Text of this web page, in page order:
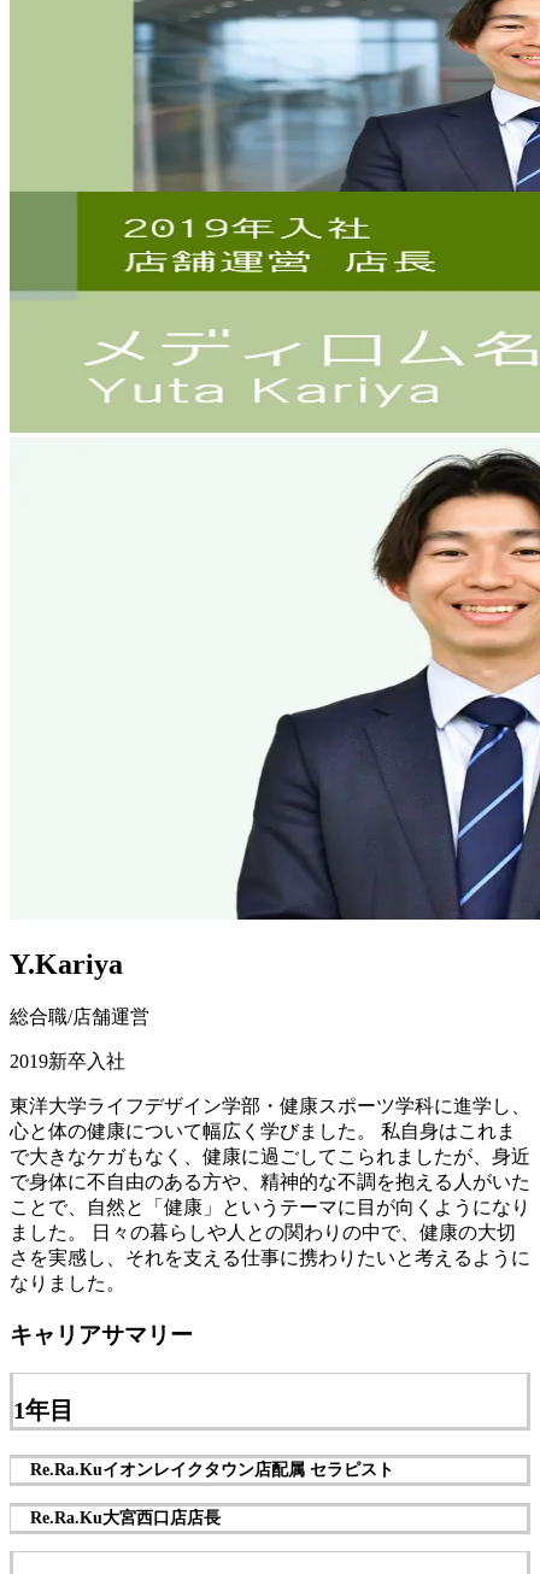
Y.Kariya
総合職/店舗運営
2019新卒入社
東洋大学ライフデザイン学部・健康スポーツ学科に進学し、
心と体の健康について幅広く学びました。 私自身はこれま
で大きなケガもなく、健康に過ごしてこられましたが、身近
で身体に不自由のある方や、精神的な不調を抱える人がいた
ことで、自然と「健康」というテーマに目が向くようになり
ました。 日々の暮らしや人との関わりの中で、健康の大切
さを実感し、それを支える仕事に携わりたいと考えるように
なりました。
キャリアサマリー
1年目
Re.Ra.Kuイオンレイクタウン店配属 セラピスト
Re.Ra.Ku大宮西口店店長